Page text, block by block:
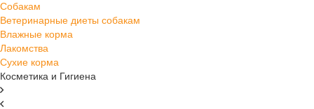
Собакам
Ветеринарные диеты собакам
Влажные корма
Лакомства
Сухие корма
Косметика и Гигиена